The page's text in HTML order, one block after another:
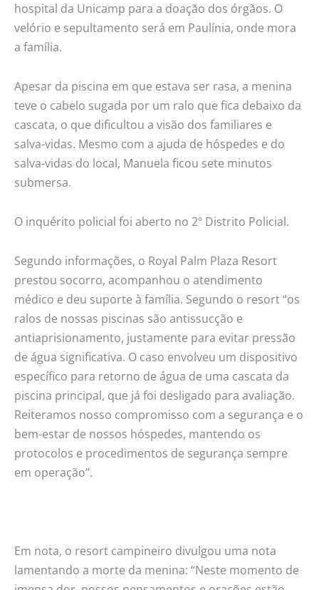
hospital da Unicamp para a doação dos órgãos. O
velório e sepultamento será em Paulínia, onde mora
a família.
Apesar da piscina em que estava ser rasa, a menina
teve o cabelo sugada por um ralo que fica debaixo da
cascata, o que dificultou a visão dos familiares e
salva-vidas. Mesmo com a ajuda de hóspedes e do
salva-vidas do local, Manuela ficou sete minutos
submersa.
O inquérito policial foi aberto no 2º Distrito Policial.
Segundo informações, o Royal Palm Plaza Resort
prestou socorro, acompanhou o atendimento
médico e deu suporte à família. Segundo o resort “os
ralos de nossas piscinas são antissucção e
antiaprisionamento, justamente para evitar pressão
de água significativa. O caso envolveu um dispositivo
específico para retorno de água de uma cascata da
piscina principal, que já foi desligado para avaliação.
Reiteramos nosso compromisso com a segurança e o
bem-estar de nossos hóspedes, mantendo os
protocolos e procedimentos de segurança sempre
em operação”.
Em nota, o resort campineiro divulgou uma nota
lamentando a morte da menina: “Neste momento de